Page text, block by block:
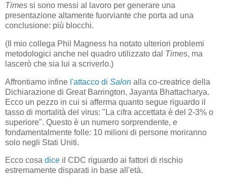
Times si sono messi al lavoro per generare una
presentazione altamente fuorviante che porta ad una
conclusione: più blocchi.
(Il mio collega Phil Magness ha notato ulteriori problemi
metodologici anche nel quadro utilizzato dal Times, ma
lascerò che sia lui a scriverlo.)
Affrontiamo infine l'attacco di Salon alla co-creatrice della
Dichiarazione di Great Barrington, Jayanta Bhattacharya.
Ecco un pezzo in cui si afferma quanto segue riguardo il
tasso di mortalità del virus: "La cifra accettata è del 2-3% o
superiore". Questo è un numero sorprendente, e
fondamentalmente folle: 10 milioni di persone moriranno
solo negli Stati Uniti.
Ecco cosa dice il CDC riguardo ai fattori di rischio
estremamente disparati in base all'età.